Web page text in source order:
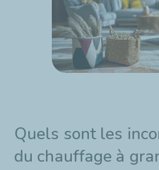
Quels sont les
du chauffage à